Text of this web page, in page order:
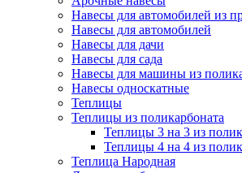
Навесы для автомобилей из
Навесы для автомобилей
Навесы для дачи
Навесы для сада
Навесы для машины из
Навесы односкатные
Теплицы
Теплицы из поликарбоната
Теплицы 3 на 3 из
Теплицы 4 на 4 из
Теплица Народная